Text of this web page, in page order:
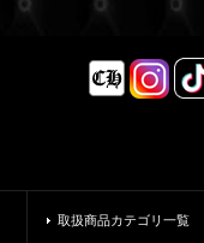
取扱商品カテゴリ一覧